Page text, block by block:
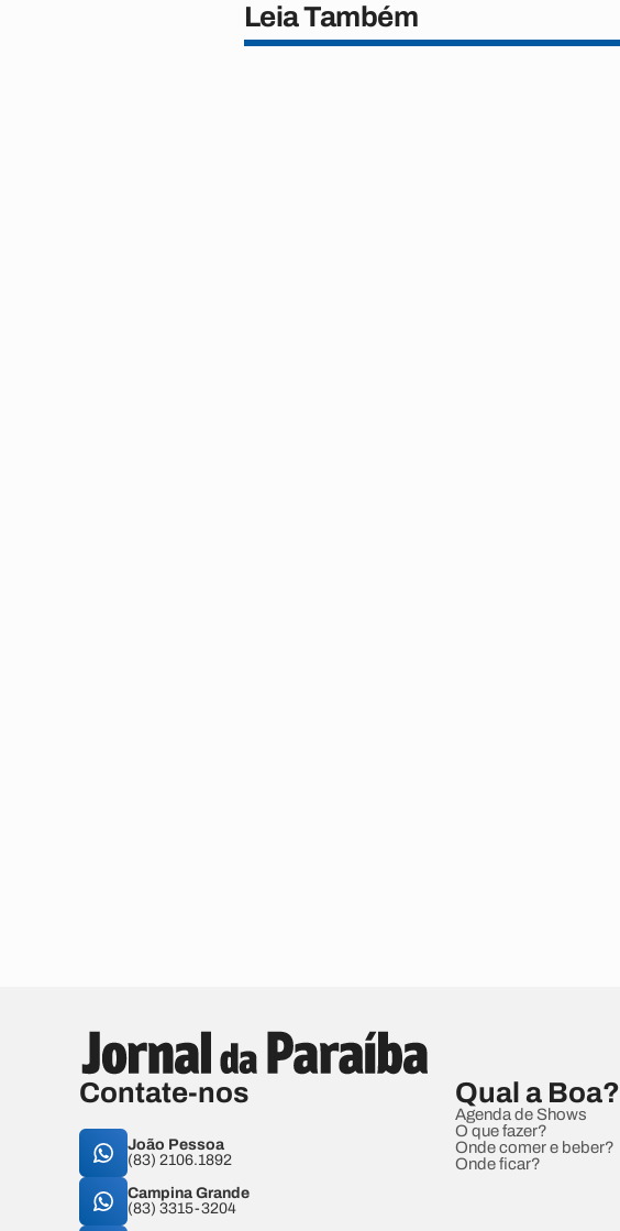
Leia Também
Contate-nos
João Pessoa
(83) 2106.1892
Campina Grande
(83) 3315-3204
Qual a Boa?
Agenda de Shows
O que fazer?
Onde comer e beber?
Onde ficar?